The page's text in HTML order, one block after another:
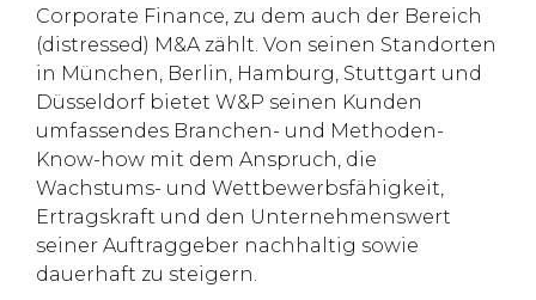
Corporate Finance, zu dem auch der Bereich
(distressed) M&A zählt. Von seinen Standorten
in München, Berlin, Hamburg, Stuttgart und
Düsseldorf bietet W&P seinen Kunden
umfassendes Branchen- und Methoden-
Know-how mit dem Anspruch, die
Wachstums- und Wettbewerbsfähigkeit,
Ertragskraft und den Unternehmenswert
seiner Auftraggeber nachhaltig sowie
dauerhaft zu steigern.